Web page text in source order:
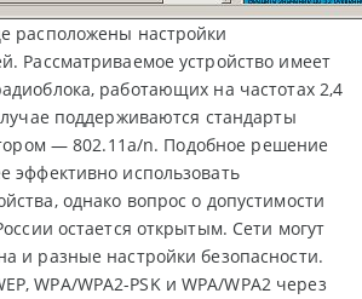
расположены настройки
Рассматриваемое устройство имеет
работающих на частотах 2,4
поддерживаются стандарты
— 802.11a/n. Подобное решение
эффективно использовать
однако вопрос о допустимости
остается открытым. Сети могут
и разные настройки безопасности.
WPA/WPA2-PSK и WPA/WPA2 через